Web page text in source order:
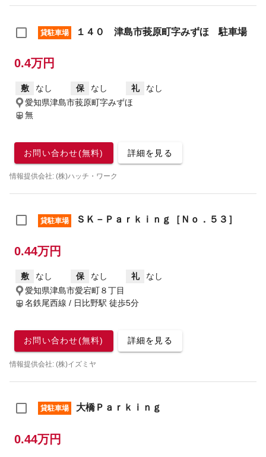
貸駐車場 １４０ 津島市莪原町字みずほ 駐車場
0.4万円
敷 なし 保 なし 礼
なし
愛知県津島市莪原町字みずほ
無
お問い合わせ(無料) 詳細を見る
情報提供会社: (株)ハッチ・ワーク
貸駐車場 ＳＫ－Ｐａｒｋｉｎｇ［Ｎｏ．５３］
0.44万円
敷 なし 保 なし 礼
なし
愛知県津島市愛宕町８丁目
名鉄尾西線 / 日比野駅 徒歩5分
お問い合わせ(無料) 詳細を見る
情報提供会社: (株)イズミヤ
貸駐車場 大橋Ｐａｒｋｉｎｇ
0.44万円